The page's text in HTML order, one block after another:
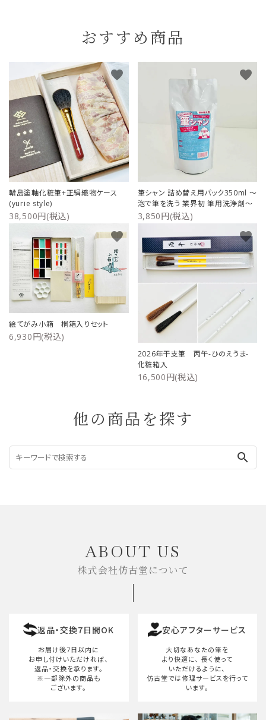
おすすめ商品
輪島塗軸化粧筆+正絹織物ケース
(yurie style)
38,500円(税込)
favorite
筆シャン 詰め替え用パック350ml ～
泡で筆を洗う 業界初 筆用洗浄剤～
3,850円(税込)
favorite
絵てがみ小箱 桐箱入りセット
6,930円(税込)
favorite
2026年干支筆 丙午-ひのえうま-
化粧箱入
16,500円(税込)
favorite
他の商品を探す
search
ABOUT US
株式会社仿古堂について
返品・交換7日間OK
お届け後7日以内に
お申し付けいただければ、
返品・交換を承ります。
※一部除外の商品も
ございます。
安心アフターサービス
大切なあなたの筆を
より快適に、 長く使って
いただけるように、
仿古堂では修理サービスを行って
います。